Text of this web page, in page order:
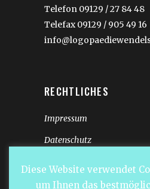
Telefon 09129 / 27 84 48
Telefax 09129 / 905 49 16
RECHTLICHES
Impressum
Datenschutz
Diese Website verwendet
um Ihnen das